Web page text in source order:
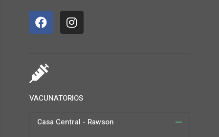
VACUNATORIOS
Casa Central - Rawson